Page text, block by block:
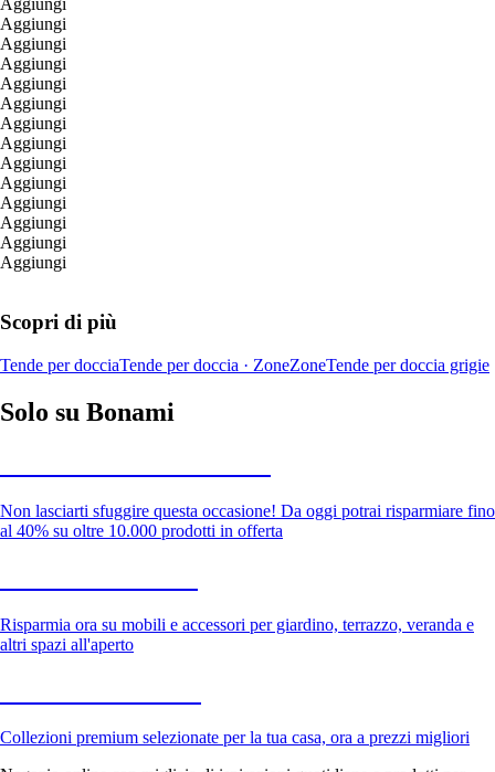
Aggiungi
Aggiungi
Aggiungi
Aggiungi
Aggiungi
Aggiungi
Aggiungi
Aggiungi
Aggiungi
Aggiungi
Aggiungi
Aggiungi
Aggiungi
Scopri di più
Tende per docciaTende per doccia · ZoneZoneTende per doccia grigie
Solo su Bonami
Non lasciarti sfuggire questa occasione! Da oggi potrai risparmiare fino
al 40% su oltre 10.000 prodotti in offerta
Risparmia ora su mobili e accessori per giardino, terrazzo, veranda e
altri spazi all'aperto
Collezioni premium selezionate per la tua casa, ora a prezzi migliori